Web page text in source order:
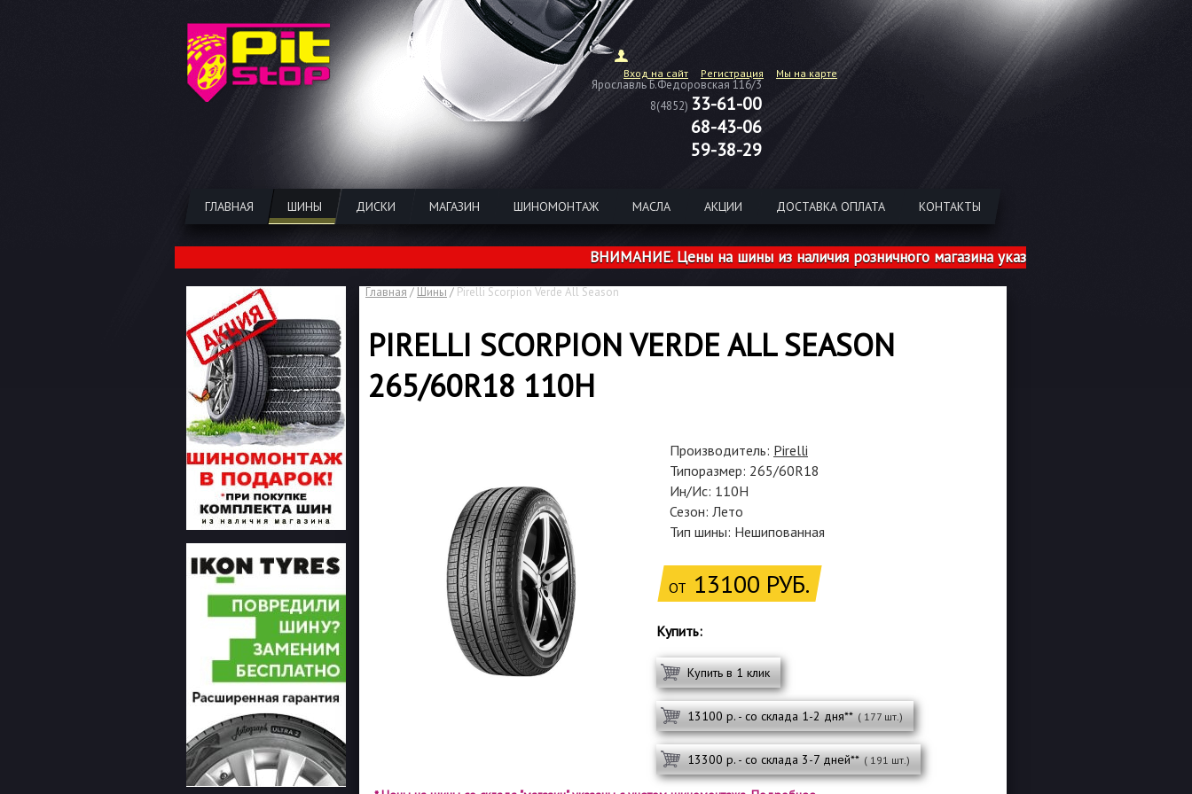
Вход на сайт Регистрация Мы на карте
Ярославль Б.Федоровская 116/3
8(4852) 33-61-00
68-43-06
59-38-29
ГЛАВНАЯ ШИНЫ ДИСКИ МАГАЗИН ШИНОМОНТАЖ МАСЛА АКЦИИ ДОСТАВКА ОПЛАТА КОНТАКТЫ
ВНИМАНИЕ. Цены на шины из наличия розничного магазина указаны с учетом шиномонтажа!
Главная / Шины / Pirelli Scorpion Verde All Season
PIRELLI SCORPION VERDE ALL SEASON
265/60R18 110H
Производитель: Pirelli
Типоразмер: 265/60R18
Ин/Ис: 110H
Сезон: Лето
Тип шины: Нешипованная
ОТ 13100 РУБ.
Купить:
Купить в 1 клик
13100 р. - со склада 1-2 дня** ( 177 шт.)
13300 р. - со склада 3-7 дней** ( 191 шт.)